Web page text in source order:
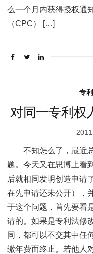
么一个月内获得授权通
（CPC） […]
专
对同一专利权
不知怎么了，最近
题。今天又在思博上看
后就相同发明创造申请
在先申请还未公开），
于这个问题，首先要看
请的。如果是专利法修
同，都可以不交其中任
缴年费而终止。若他人